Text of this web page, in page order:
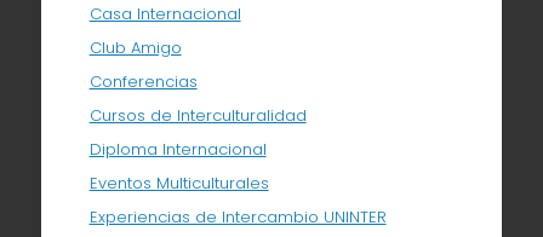
Casa Internacional
Club Amigo
Conferencias
Cursos de Interculturalidad
Diploma Internacional
Eventos Multiculturales
Experiencias de Intercambio UNINTER